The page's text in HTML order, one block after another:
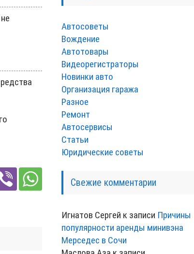
Автосоветы
Вождение
Автотовары
Видеорегистраторы
Новинки авто
Организация гаража
Разное
Ремонт
Автосервисы
Статьи
Юридические советы
Свежие комментарии
Игнатов Сергей к записи Причины
популярности аренды минивэна
Мерседес в Сочи